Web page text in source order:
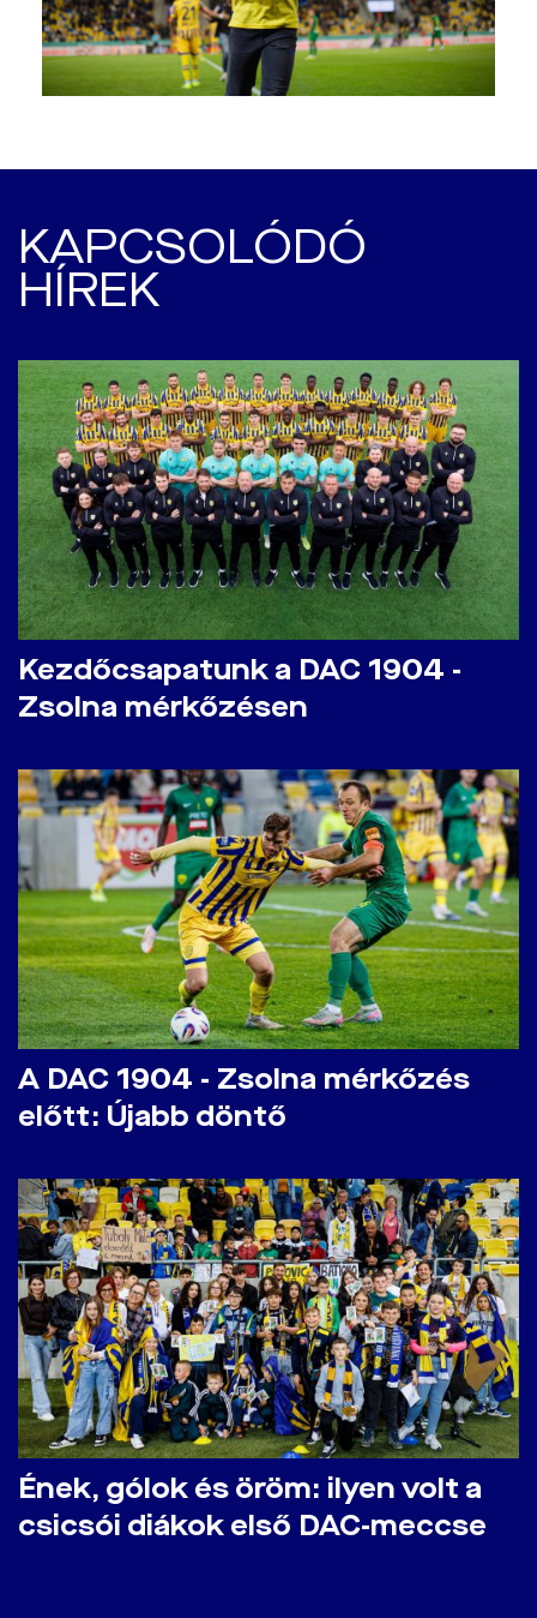
KAPCSOLÓDÓ
HÍREK
Kezdőcsapatunk a DAC 1904 -
Zsolna mérkőzésen
A DAC 1904 - Zsolna mérkőzés
előtt: Újabb döntő
Ének, gólok és öröm: ilyen volt a
csicsói diákok első DAC-meccse